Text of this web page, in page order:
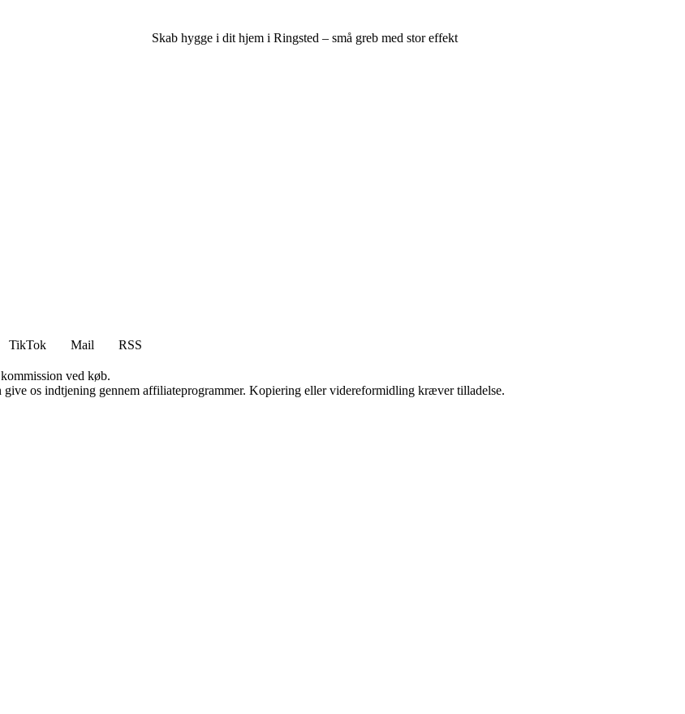
Skab hygge i dit hjem i Ringsted – små greb med stor effekt
TikTok Mail
RSS
ved køb.
os indtjening gennem affiliateprogrammer. Kopiering eller videreformidling kræver tilladelse.